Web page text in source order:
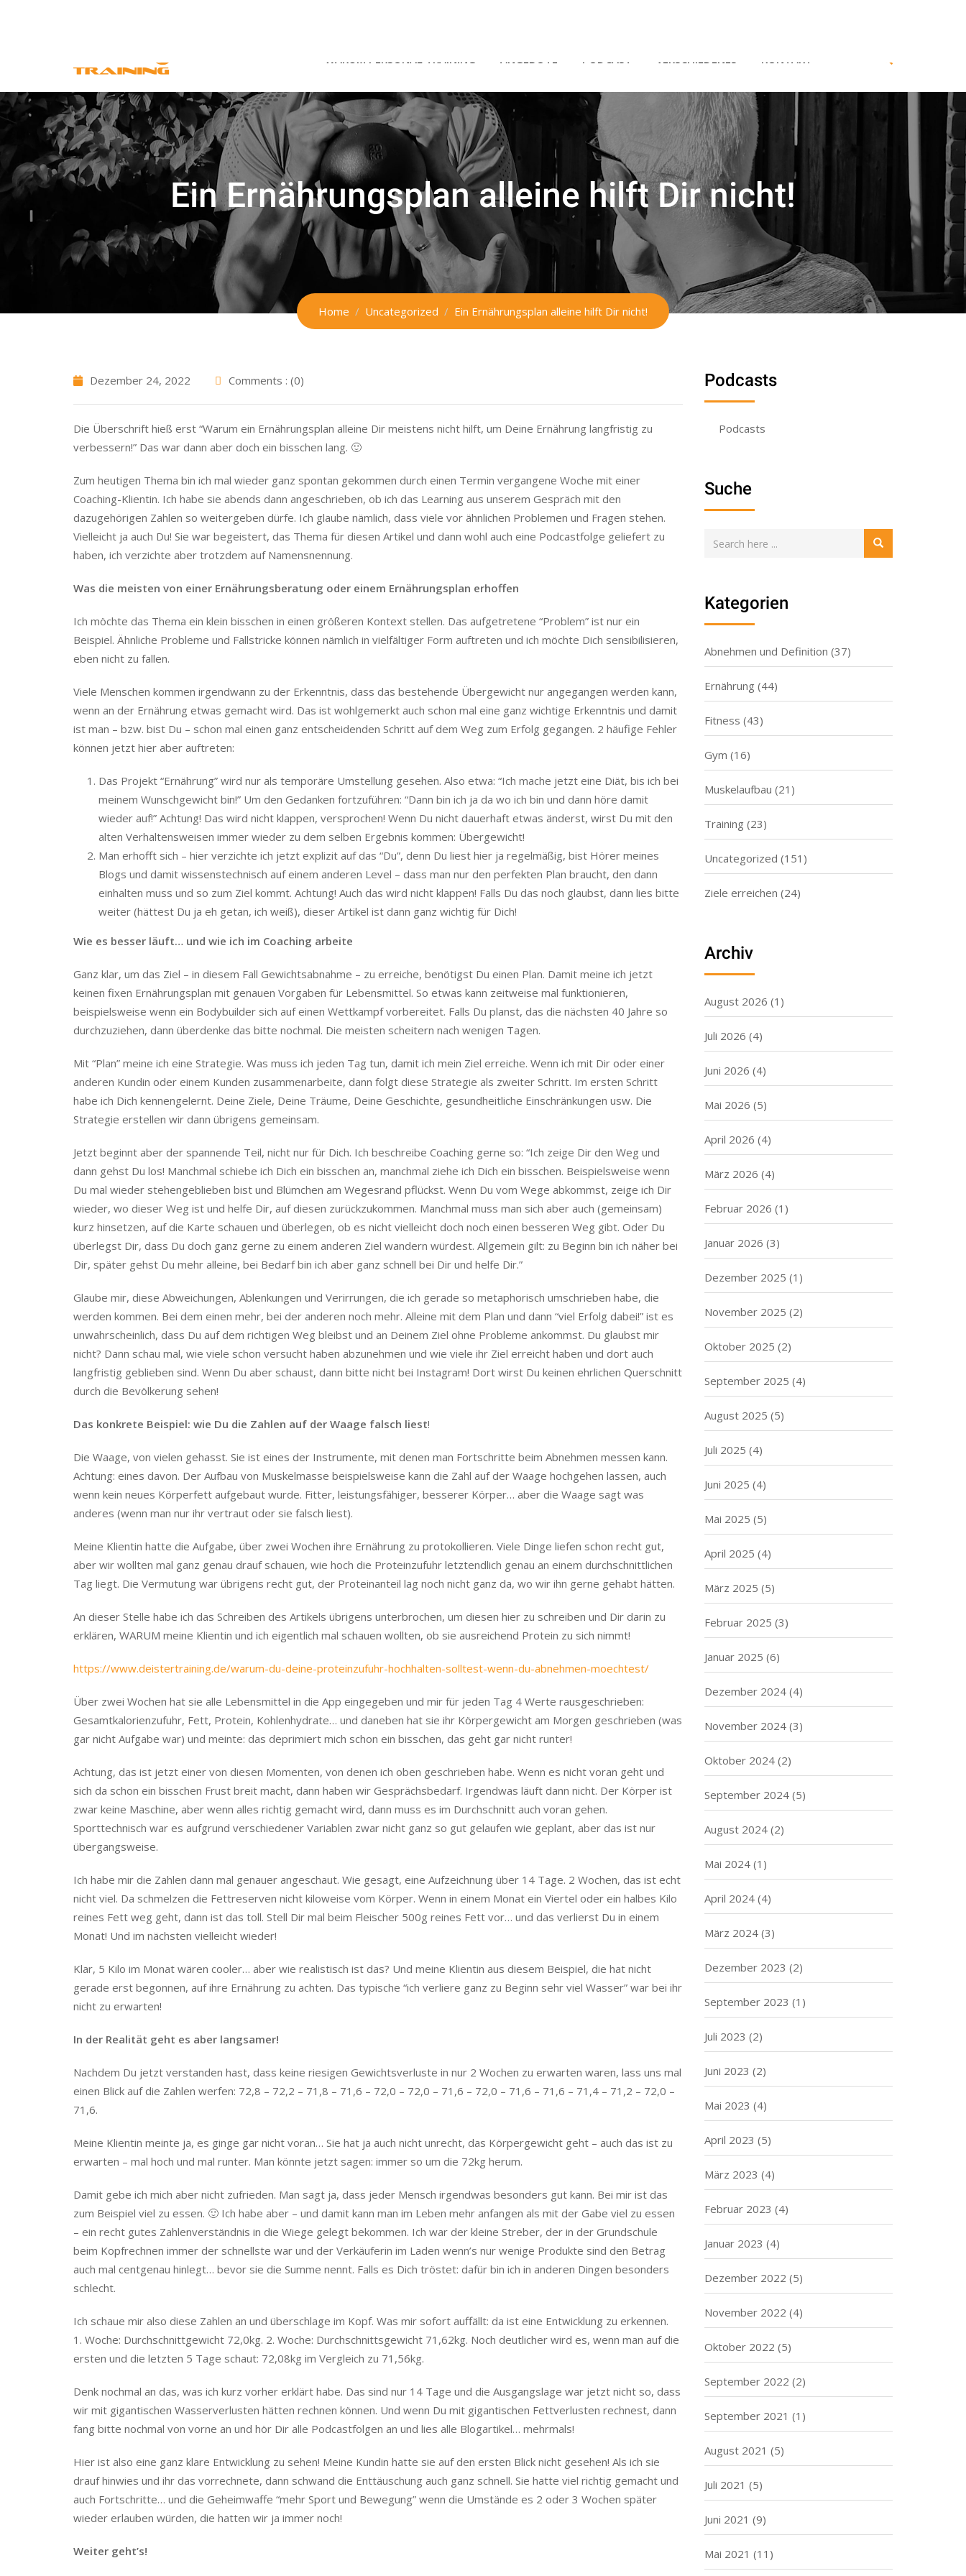
WARUM PERSONAL TRAINING ANGEBOTE PODCAST VERSCHIEDENES KONTAKT
Ein Ernährungsplan alleine hilft Dir nicht!
Home Uncategorized Ein Ernährungsplan alleine hilft Dir nicht!
Dezember 24, 2022 Comments : (0)
Die Überschrift hieß erst “Warum ein Ernährungsplan alleine Dir meistens nicht hilft, um Deine Ernährung langfristig zu
verbessern!” Das war dann aber doch ein bisschen lang. 🙂
Zum heutigen Thema bin ich mal wieder ganz spontan gekommen durch einen Termin vergangene Woche mit einer
Coaching-Klientin. Ich habe sie abends dann angeschrieben, ob ich das Learning aus unserem Gespräch mit den
dazugehörigen Zahlen so weitergeben dürfe. Ich glaube nämlich, dass viele vor ähnlichen Problemen und Fragen stehen.
Vielleicht ja auch Du! Sie war begeistert, das Thema für diesen Artikel und dann wohl auch eine Podcastfolge geliefert zu
haben, ich verzichte aber trotzdem auf Namensnennung.
Was die meisten von einer Ernährungsberatung oder einem Ernährungsplan erhoffen
Ich möchte das Thema ein klein bisschen in einen größeren Kontext stellen. Das aufgetretene “Problem” ist nur ein
Beispiel. Ähnliche Probleme und Fallstricke können nämlich in vielfältiger Form auftreten und ich möchte Dich sensibilisieren,
eben nicht zu fallen.
Viele Menschen kommen irgendwann zu der Erkenntnis, dass das bestehende Übergewicht nur angegangen werden kann,
wenn an der Ernährung etwas gemacht wird. Das ist wohlgemerkt auch schon mal eine ganz wichtige Erkenntnis und damit
ist man – bzw. bist Du – schon mal einen ganz entscheidenden Schritt auf dem Weg zum Erfolg gegangen. 2 häufige Fehler
können jetzt hier aber auftreten:
Das Projekt “Ernährung” wird nur als temporäre Umstellung gesehen. Also etwa: “Ich mache jetzt eine Diät, bis ich bei
meinem Wunschgewicht bin!” Um den Gedanken fortzuführen: “Dann bin ich ja da wo ich bin und dann höre damit
wieder auf!” Achtung! Das wird nicht klappen, versprochen! Wenn Du nicht dauerhaft etwas änderst, wirst Du mit den
alten Verhaltensweisen immer wieder zu dem selben Ergebnis kommen: Übergewicht!
Man erhofft sich – hier verzichte ich jetzt explizit auf das “Du”, denn Du liest hier ja regelmäßig, bist Hörer meines
Blogs und damit wissenstechnisch auf einem anderen Level – dass man nur den perfekten Plan braucht, den dann
einhalten muss und so zum Ziel kommt. Achtung! Auch das wird nicht klappen! Falls Du das noch glaubst, dann lies bitte
weiter (hättest Du ja eh getan, ich weiß), dieser Artikel ist dann ganz wichtig für Dich!
Wie es besser läuft… und wie ich im Coaching arbeite
Ganz klar, um das Ziel – in diesem Fall Gewichtsabnahme – zu erreiche, benötigst Du einen Plan. Damit meine ich jetzt
keinen fixen Ernährungsplan mit genauen Vorgaben für Lebensmittel. So etwas kann zeitweise mal funktionieren,
beispielsweise wenn ein Bodybuilder sich auf einen Wettkampf vorbereitet. Falls Du planst, das die nächsten 40 Jahre so
durchzuziehen, dann überdenke das bitte nochmal. Die meisten scheitern nach wenigen Tagen.
Mit “Plan” meine ich eine Strategie. Was muss ich jeden Tag tun, damit ich mein Ziel erreiche. Wenn ich mit Dir oder einer
anderen Kundin oder einem Kunden zusammenarbeite, dann folgt diese Strategie als zweiter Schritt. Im ersten Schritt
habe ich Dich kennengelernt. Deine Ziele, Deine Träume, Deine Geschichte, gesundheitliche Einschränkungen usw. Die
Strategie erstellen wir dann übrigens gemeinsam.
Jetzt beginnt aber der spannende Teil, nicht nur für Dich. Ich beschreibe Coaching gerne so: “Ich zeige Dir den Weg und
dann gehst Du los! Manchmal schiebe ich Dich ein bisschen an, manchmal ziehe ich Dich ein bisschen. Beispielsweise wenn
Du mal wieder stehengeblieben bist und Blümchen am Wegesrand pflückst. Wenn Du vom Wege abkommst, zeige ich Dir
wieder, wo dieser Weg ist und helfe Dir, auf diesen zurückzukommen. Manchmal muss man sich aber auch (gemeinsam)
kurz hinsetzen, auf die Karte schauen und überlegen, ob es nicht vielleicht doch noch einen besseren Weg gibt. Oder Du
überlegst Dir, dass Du doch ganz gerne zu einem anderen Ziel wandern würdest. Allgemein gilt: zu Beginn bin ich näher bei
Dir, später gehst Du mehr alleine, bei Bedarf bin ich aber ganz schnell bei Dir und helfe Dir.”
Glaube mir, diese Abweichungen, Ablenkungen und Verirrungen, die ich gerade so metaphorisch umschrieben habe, die
werden kommen. Bei dem einen mehr, bei der anderen noch mehr. Alleine mit dem Plan und dann “viel Erfolg dabei!” ist es
unwahrscheinlich, dass Du auf dem richtigen Weg bleibst und an Deinem Ziel ohne Probleme ankommst. Du glaubst mir
nicht? Dann schau mal, wie viele schon versucht haben abzunehmen und wie viele ihr Ziel erreicht haben und dort auch
langfristig geblieben sind. Wenn Du aber schaust, dann bitte nicht bei Instagram! Dort wirst Du keinen ehrlichen Querschnitt
durch die Bevölkerung sehen!
Das konkrete Beispiel: wie Du die Zahlen auf der Waage falsch liest!
Die Waage, von vielen gehasst. Sie ist eines der Instrumente, mit denen man Fortschritte beim Abnehmen messen kann.
Achtung: eines davon. Der Aufbau von Muskelmasse beispielsweise kann die Zahl auf der Waage hochgehen lassen, auch
wenn kein neues Körperfett aufgebaut wurde. Fitter, leistungsfähiger, besserer Körper… aber die Waage sagt was
anderes (wenn man nur ihr vertraut oder sie falsch liest).
Meine Klientin hatte die Aufgabe, über zwei Wochen ihre Ernährung zu protokollieren. Viele Dinge liefen schon recht gut,
aber wir wollten mal ganz genau drauf schauen, wie hoch die Proteinzufuhr letztendlich genau an einem durchschnittlichen
Tag liegt. Die Vermutung war übrigens recht gut, der Proteinanteil lag noch nicht ganz da, wo wir ihn gerne gehabt hätten.
An dieser Stelle habe ich das Schreiben des Artikels übrigens unterbrochen, um diesen hier zu schreiben und Dir darin zu
erklären, WARUM meine Klientin und ich eigentlich mal schauen wollten, ob sie ausreichend Protein zu sich nimmt!
https://www.deistertraining.de/warum-du-deine-proteinzufuhr-hochhalten-solltest-wenn-du-abnehmen-moechtest/
Über zwei Wochen hat sie alle Lebensmittel in die App eingegeben und mir für jeden Tag 4 Werte rausgeschrieben:
Gesamtkalorienzufuhr, Fett, Protein, Kohlenhydrate… und daneben hat sie ihr Körpergewicht am Morgen geschrieben (was
gar nicht Aufgabe war) und meinte: das deprimiert mich schon ein bisschen, das geht gar nicht runter!
Achtung, das ist jetzt einer von diesen Momenten, von denen ich oben geschrieben habe. Wenn es nicht voran geht und
sich da schon ein bisschen Frust breit macht, dann haben wir Gesprächsbedarf. Irgendwas läuft dann nicht. Der Körper ist
zwar keine Maschine, aber wenn alles richtig gemacht wird, dann muss es im Durchschnitt auch voran gehen.
Sporttechnisch war es aufgrund verschiedener Variablen zwar nicht ganz so gut gelaufen wie geplant, aber das ist nur
übergangsweise.
Ich habe mir die Zahlen dann mal genauer angeschaut. Wie gesagt, eine Aufzeichnung über 14 Tage. 2 Wochen, das ist echt
nicht viel. Da schmelzen die Fettreserven nicht kiloweise vom Körper. Wenn in einem Monat ein Viertel oder ein halbes Kilo
reines Fett weg geht, dann ist das toll. Stell Dir mal beim Fleischer 500g reines Fett vor… und das verlierst Du in einem
Monat! Und im nächsten vielleicht wieder!
Klar, 5 Kilo im Monat wären cooler… aber wie realistisch ist das? Und meine Klientin aus diesem Beispiel, die hat nicht
gerade erst begonnen, auf ihre Ernährung zu achten. Das typische “ich verliere ganz zu Beginn sehr viel Wasser” war bei ihr
nicht zu erwarten!
In der Realität geht es aber langsamer!
Nachdem Du jetzt verstanden hast, dass keine riesigen Gewichtsverluste in nur 2 Wochen zu erwarten waren, lass uns mal
einen Blick auf die Zahlen werfen: 72,8 – 72,2 – 71,8 – 71,6 – 72,0 – 72,0 – 71,6 – 72,0 – 71,6 – 71,6 – 71,4 – 71,2 – 72,0 –
71,6.
Meine Klientin meinte ja, es ginge gar nicht voran… Sie hat ja auch nicht unrecht, das Körpergewicht geht – auch das ist zu
erwarten – mal hoch und mal runter. Man könnte jetzt sagen: immer so um die 72kg herum.
Damit gebe ich mich aber nicht zufrieden. Man sagt ja, dass jeder Mensch irgendwas besonders gut kann. Bei mir ist das
zum Beispiel viel zu essen. 🙂 Ich habe aber – und damit kann man im Leben mehr anfangen als mit der Gabe viel zu essen
– ein recht gutes Zahlenverständnis in die Wiege gelegt bekommen. Ich war der kleine Streber, der in der Grundschule
beim Kopfrechnen immer der schnellste war und der Verkäuferin im Laden wenn’s nur wenige Produkte sind den Betrag
auch mal centgenau hinlegt… bevor sie die Summe nennt. Falls es Dich tröstet: dafür bin ich in anderen Dingen besonders
schlecht.
Ich schaue mir also diese Zahlen an und überschlage im Kopf. Was mir sofort auffällt: da ist eine Entwicklung zu erkennen.
1. Woche: Durchschnittgewicht 72,0kg. 2. Woche: Durchschnittsgewicht 71,62kg. Noch deutlicher wird es, wenn man auf die
ersten und die letzten 5 Tage schaut: 72,08kg im Vergleich zu 71,56kg.
Denk nochmal an das, was ich kurz vorher erklärt habe. Das sind nur 14 Tage und die Ausgangslage war jetzt nicht so, dass
wir mit gigantischen Wasserverlusten hätten rechnen können. Und wenn Du mit gigantischen Fettverlusten rechnest, dann
fang bitte nochmal von vorne an und hör Dir alle Podcastfolgen an und lies alle Blogartikel… mehrmals!
Hier ist also eine ganz klare Entwicklung zu sehen! Meine Kundin hatte sie auf den ersten Blick nicht gesehen! Als ich sie
drauf hinwies und ihr das vorrechnete, dann schwand die Enttäuschung auch ganz schnell. Sie hatte viel richtig gemacht und
auch Fortschritte… und die Geheimwaffe “mehr Sport und Bewegung” wenn die Umstände es 2 oder 3 Wochen später
wieder erlauben würden, die hatten wir ja immer noch!
Weiter geht’s!
Podcasts
Podcasts
Suche
Kategorien
Abnehmen und Definition (37)
Ernährung (44)
Fitness (43)
Gym (16)
Muskelaufbau (21)
Training (23)
Uncategorized (151)
Ziele erreichen (24)
Archiv
August 2026 (1)
Juli 2026 (4)
Juni 2026 (4)
Mai 2026 (5)
April 2026 (4)
März 2026 (4)
Februar 2026 (1)
Januar 2026 (3)
Dezember 2025 (1)
November 2025 (2)
Oktober 2025 (2)
September 2025 (4)
August 2025 (5)
Juli 2025 (4)
Juni 2025 (4)
Mai 2025 (5)
April 2025 (4)
März 2025 (5)
Februar 2025 (3)
Januar 2025 (6)
Dezember 2024(4)
November 2024(3)
Oktober 2024(2)
September 2024(5)
August 2024(2)
Mai 2024(1)
April 2024(4)
März 2024(3)
Dezember 2023 (2)
September 2023 (1)
Juli 2023 (2)
Juni 2023 (2)
Mai 2023 (4)
April 2023 (5)
März 2023 (4)
Februar 2023 (4)
Januar 2023 (4)
Dezember 2022 (5)
November 2022 (4)
Oktober 2022 (5)
September 2022 (2)
September 2021 (1)
August 2021 (5)
Juli 2021 (5)
Juni 2021 (9)
Mai 2021 (11)